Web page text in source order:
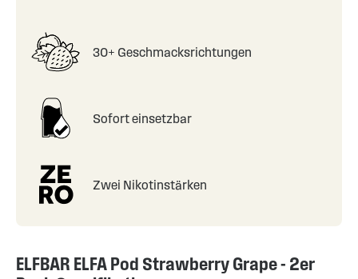
30+ Geschmacksrichtungen
Sofort einsetzbar
Zwei Nikotinstärken
ELFBAR ELFA Pod Strawberry Grape - 2er